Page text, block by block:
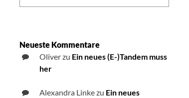
Neueste Kommentare
Oliverzu Ein neues (E-)Tandem muss
her
Alexandra Linkezu Ein neues